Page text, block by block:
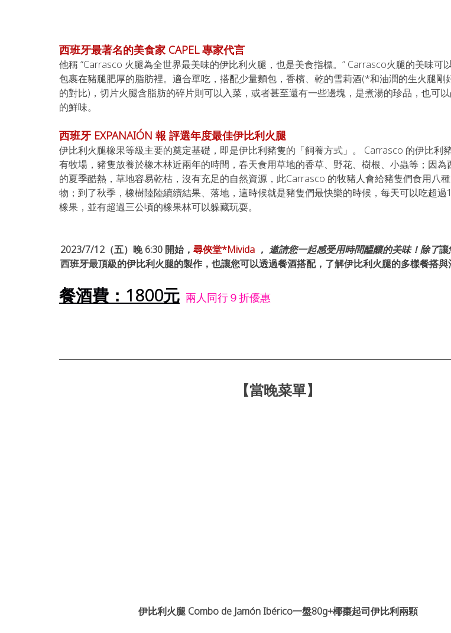
西班牙最著名的美食家 CAPEL 專家代言
他稱 “Carrasco 火腿為全世界最美味的伊比利火腿，也是美食指標。” Carrasco火腿的美味可
包裹在豬腿肥厚的脂肪裡。適合單吃，搭配少量麵包，香檳、乾的雪莉酒(*和油潤的生火腿剛
的對比)，切片火腿含脂肪的碎片則可以入菜，或者甚至還有一些邊塊，是煮湯的珍品，也可
的鮮味。
西班牙 EXPANAIÓN 報 評選年度最佳伊比利火腿
伊比利火腿橡果等級主要的奠定基礎，即是伊比利豬隻的「飼養方式」。 Carrasco 的伊比利
有牧場，豬隻放養於橡木林近兩年的時間，春天食用草地的香草、野花、樹根、小蟲等；因為
的夏季酷熱，草地容易乾枯，沒有充足的自然資源，此Carrasco 的牧豬人會給豬隻們食用八
物；到了秋季，橡樹陸陸續續結果、落地，這時候就是豬隻們最快樂的時候，每天可以吃超過
橡果，並有超過三公頃的橡果林可以躲藏玩耍。
2023/7/12（五）晚 6:30 開始， 尋俠堂*Mivida ， 邀請您一起感受用時間醞釀的美味！除了讓
西班牙最頂級的伊比利火腿的製作，也讓您可以透過餐酒搭配，了解伊比利火腿的多樣餐搭與
餐酒費：1800元
  兩人同行９折優惠
【當晚菜單】
伊比利火腿 Combo de Jamón Ibérico一盤80g+椰棗起司伊比利兩顆